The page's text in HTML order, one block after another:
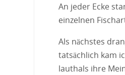
An jeder Ecke
einzelnen
Als nächstes
tatsächlich kam
lauthals ihre